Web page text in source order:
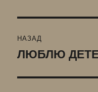
по
НАЗАД
Предыдущая
ЛЮБЛЮ